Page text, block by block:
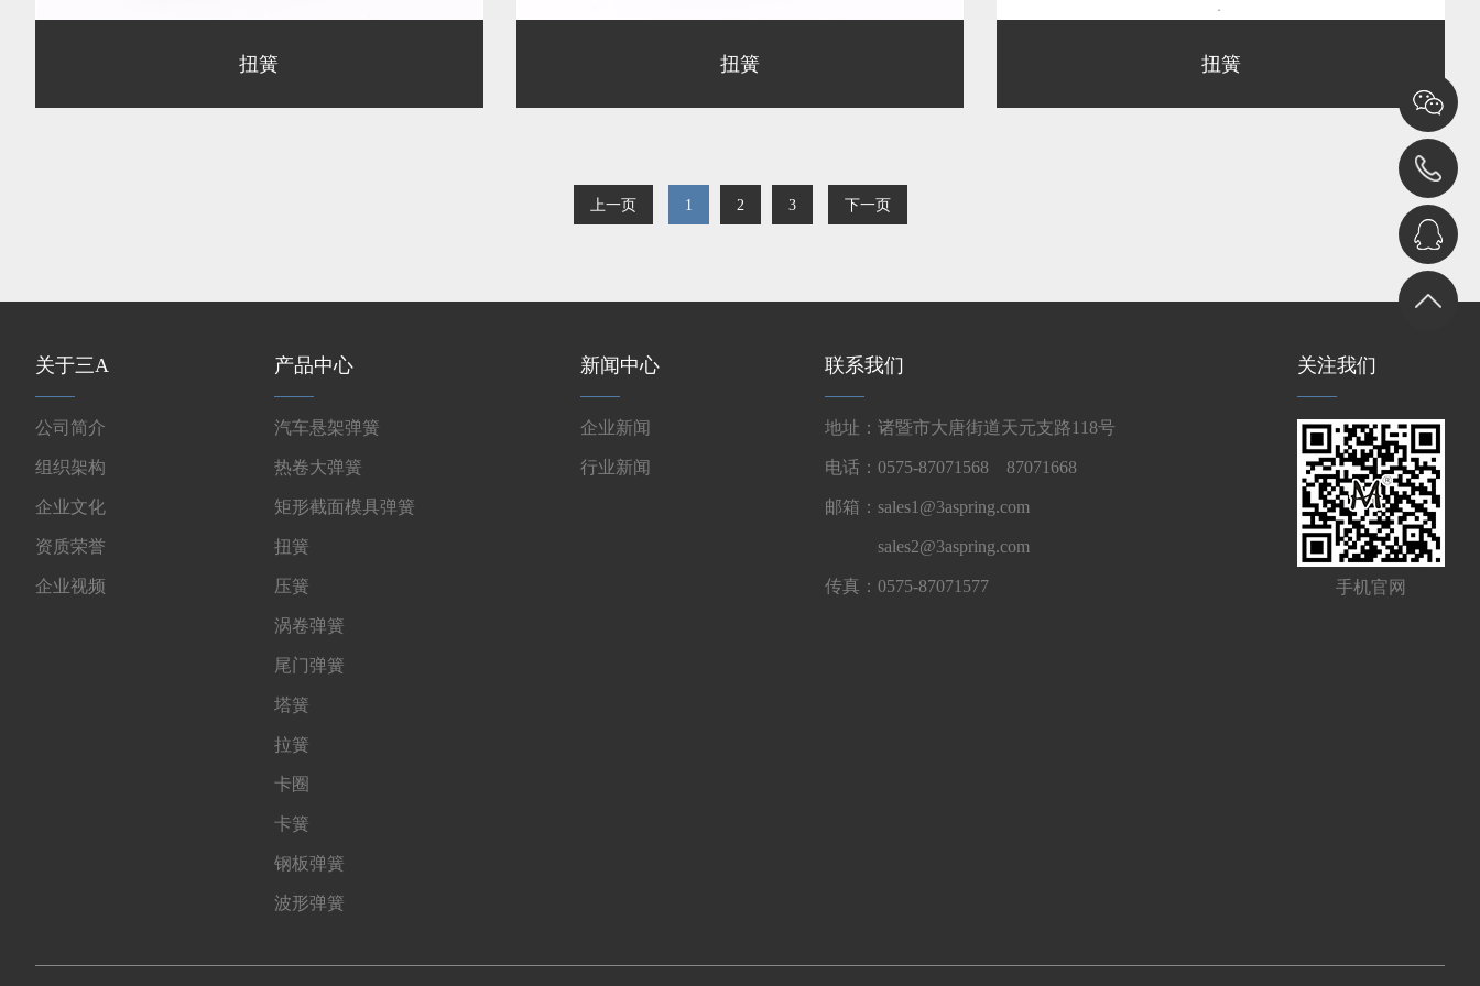
扭簧 扭簧 扭簧
上一页 1 2 3 下一页
关于三A
公司简介
组织架构
企业文化
资质荣誉
企业视频
产品中心
汽车悬架弹簧
热卷大弹簧
矩形截面模具弹簧
扭簧
压簧
涡卷弹簧
尾门弹簧
塔簧
拉簧
卡圈
卡簧
钢板弹簧
波形弹簧
新闻中心
企业新闻
行业新闻
联系我们
地址：诸暨市大唐街道天元支路118号
电话：0575-87071568 87071668
邮箱：sales1@3aspring.com
sales2@3aspring.com
传真：0575-87071577
关注我们
手机官网